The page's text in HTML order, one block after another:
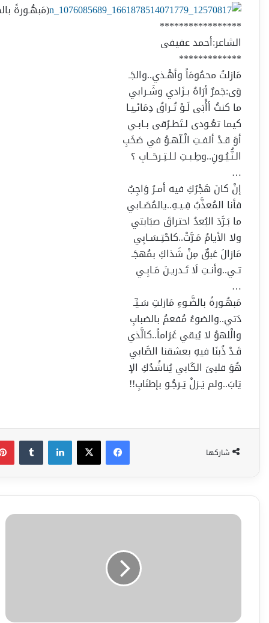
(مَبهُـورةً
*****************
الشاعر:أحمد عفيفى
*************
مَازلتُ محمُومَاً وأهْـذي..والجَـ
وَى:جَمرٌ أرَاهُ بـزَادي وشَـرابي
ما كنتُ أأْبَى لَـوْ تُـراقُ دِمَائـِيـا
كيما تعُـودى لـتَطـرُقى بـابـي
أوَ قـدْ ألفـتِ الْـلّهـوُ في صَخَبِ
الـنُّـيُـونِ..وطِـبـتِ لـلـتِـرحَــابِ ؟
…
إنْ كانَ هَجْرُكِ فيه أمـرُ وَاجِبٌ
فأنا المُعذَّبُ فِـيـهِ..يالمُصَـابي
ما بَـرَّدَ البُعدُ احتراقَ صبَابتي
ولا الأيامُ مَـرَّتْ..كاحْتِـسَـابِي
مَازالَ عَبقٌ مِنْ شَذاكِ بمُهجَـ
تـي..وأنـتِ لَا تَـدريـنَ مَـابِـي
…
مَبهُـورةً بالضَّـوءِ مَازلتِ سَـيِّـ
دَتي..والضوءُ مُفعمُ بالضبابِ
والْلهوُ لا يُبقي غَرَاماً..كالَّذي
قَـدْ ذُبنَا فيهِ بعشقنا الصَّابي
هُوَ قلبىَ الكَابي يُناشُدُكِ الإ
يَابَ..ولم يَـزلْ يَـرجُـو بإطنَابِ!!
شاركها
فيسبوك‫X لينكدإن
زمان